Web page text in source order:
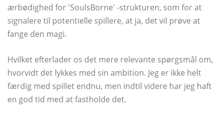
ærbødighed for 'SoulsBorne' -strukturen, som for at
signalere til potentielle spillere, at ja, det vil prøve at
fange den magi.
Hvilket efterlader os det mere relevante spørgsmål om,
hvorvidt det lykkes med sin ambition. Jeg er ikke helt
færdig med spillet endnu, men indtil videre har jeg haft
en god tid med at fastholde det.